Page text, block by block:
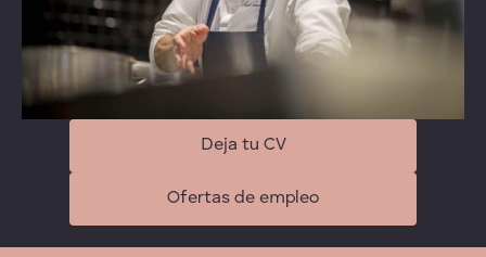
Deja tu CV
Ofertas de empleo